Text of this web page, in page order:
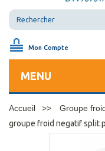
Mon Compte
MENU
Accueil Groupe
groupe froid negatif split